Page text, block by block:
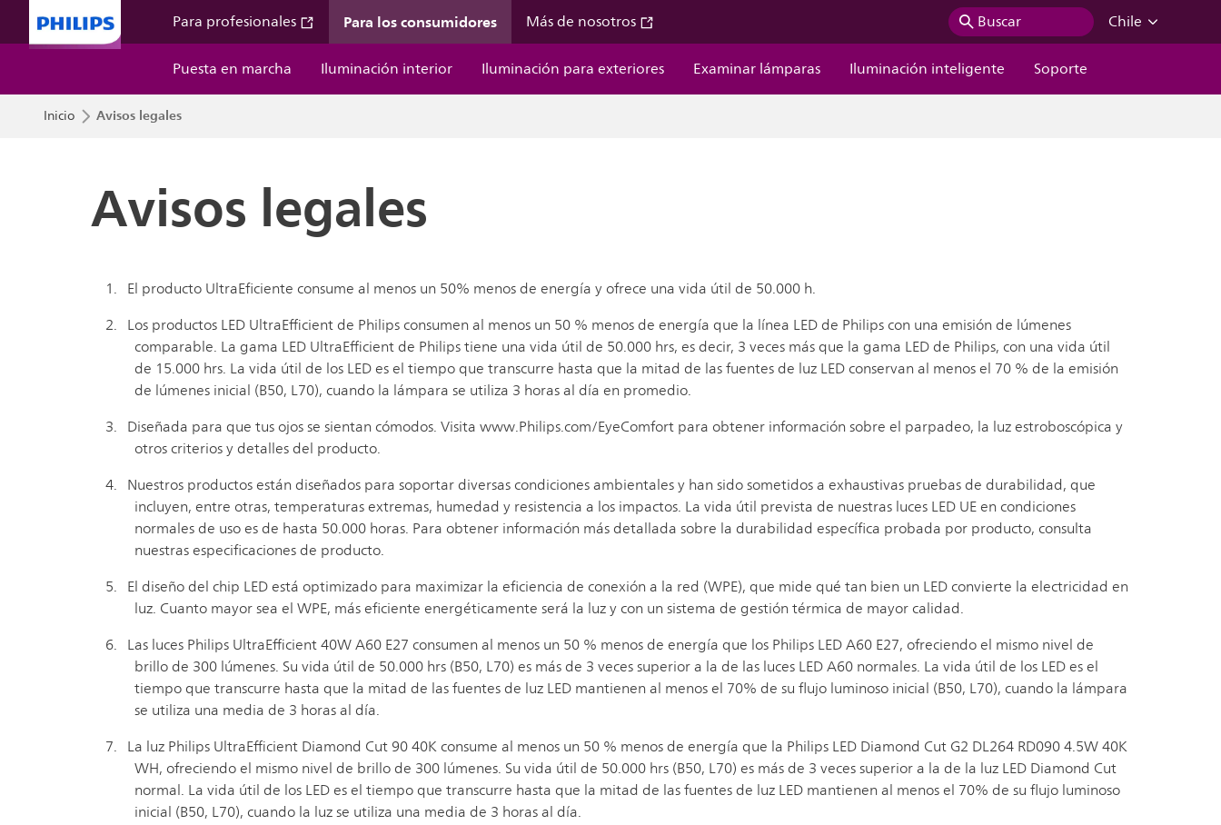
Para profesionales Para los consumidores Más de nosotros Buscar
Chile
Puesta en marcha
Iluminación interior Iluminación para exteriores Examinar lámparas Iluminación inteligente Soporte
Inicio Avisos legales
Avisos legales
El producto UltraEficiente consume al menos un 50% menos de energía y ofrece una vida útil de 50.000 h.
Los productos LED UltraEfficient de Philips consumen al menos un 50 % menos de energía que la línea LED de Philips con una emisión de lúmenes
comparable. La gama LED UltraEfficient de Philips tiene una vida útil de 50.000 hrs, es decir, 3 veces más que la gama LED de Philips, con una vida útil
de 15.000 hrs. La vida útil de los LED es el tiempo que transcurre hasta que la mitad de las fuentes de luz LED conservan al menos el 70 % de la emisión
de lúmenes inicial (B50, L70), cuando la lámpara se utiliza 3 horas al día en promedio.
Diseñada para que tus ojos se sientan cómodos. Visita www.Philips.com/EyeComfort para obtener información sobre el parpadeo, la luz estroboscópica y
otros criterios y detalles del producto.
Nuestros productos están diseñados para soportar diversas condiciones ambientales y han sido sometidos a exhaustivas pruebas de durabilidad, que
incluyen, entre otras, temperaturas extremas, humedad y resistencia a los impactos. La vida útil prevista de nuestras luces LED UE en condiciones
normales de uso es de hasta 50.000 horas. Para obtener información más detallada sobre la durabilidad específica probada por producto, consulta
nuestras especificaciones de producto.
El diseño del chip LED está optimizado para maximizar la eficiencia de conexión a la red (WPE), que mide qué tan bien un LED convierte la electricidad en
luz. Cuanto mayor sea el WPE, más eficiente energéticamente será la luz y con un sistema de gestión térmica de mayor calidad.
Las luces Philips UltraEfficient 40W A60 E27 consumen al menos un 50 % menos de energía que los Philips LED A60 E27, ofreciendo el mismo nivel de
brillo de 300 lúmenes. Su vida útil de 50.000 hrs (B50, L70) es más de 3 veces superior a la de las luces LED A60 normales. La vida útil de los LED es el
tiempo que transcurre hasta que la mitad de las fuentes de luz LED mantienen al menos el 70% de su flujo luminoso inicial (B50, L70), cuando la lámpara
se utiliza una media de 3 horas al día.
La luz Philips UltraEfficient Diamond Cut 90 40K consume al menos un 50 % menos de energía que la Philips LED Diamond Cut G2 DL264 RD090 4.5W 40K
WH, ofreciendo el mismo nivel de brillo de 300 lúmenes. Su vida útil de 50.000 hrs (B50, L70) es más de 3 veces superior a la de la luz LED Diamond Cut
normal. La vida útil de los LED es el tiempo que transcurre hasta que la mitad de las fuentes de luz LED mantienen al menos el 70% de su flujo luminoso
inicial (B50, L70), cuando la luz se utiliza una media de 3 horas al día.